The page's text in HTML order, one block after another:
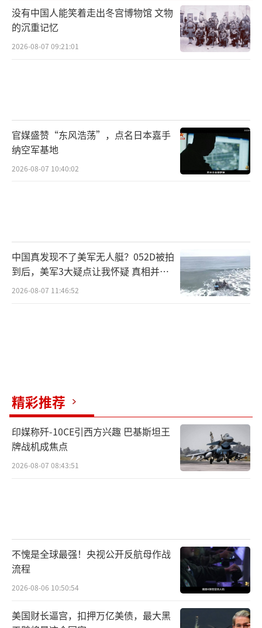
没有中国人能笑着走出冬宫博物馆 文物
的沉重记忆
2026-08-07 09:21:01
官媒盛赞“东风浩荡”，点名日本嘉手
纳空军基地
2026-08-07 10:40:02
中国真发现不了美军无人艇？052D被拍
到后，美军3大疑点让我怀疑 真相并非
如此
2026-08-07 11:46:52
精彩推荐
印媒称歼-10CE引西方兴趣 巴基斯坦王
牌战机成焦点
2026-08-07 08:43:51
不愧是全球最强！央视公开反航母作战
流程
2026-08-06 10:50:54
美国财长逼宫，扣押万亿美债，最大黑